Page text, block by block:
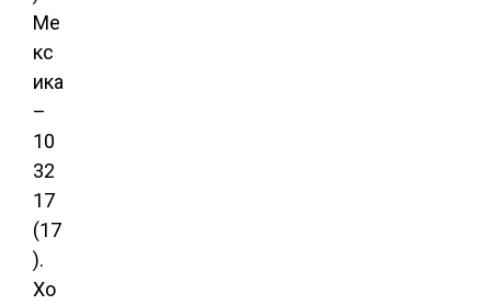
Ме
кс
ика
–
10
32
17
(17
).
Хо